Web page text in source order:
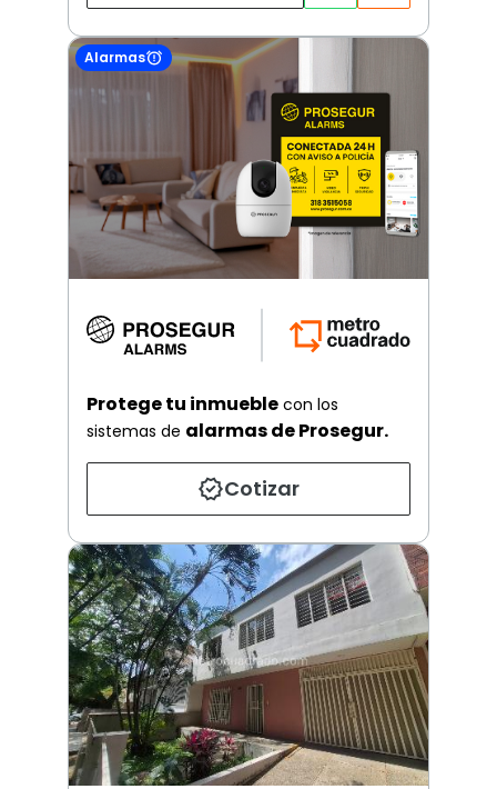
Alarmas
Protege tu inmueble con los
sistemas de alarmas de Prosegur.
Cotizar